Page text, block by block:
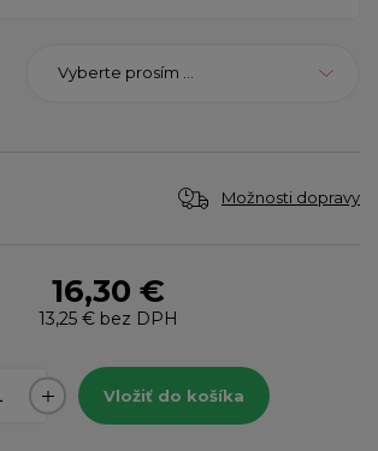
Vyberte prosím ...
Možnosti dopravy
16,30 €
13,25 € bez DPH
Vložiť do košíka